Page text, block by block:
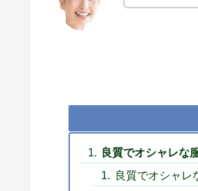
良質でオシャレな
良質でオシャレ